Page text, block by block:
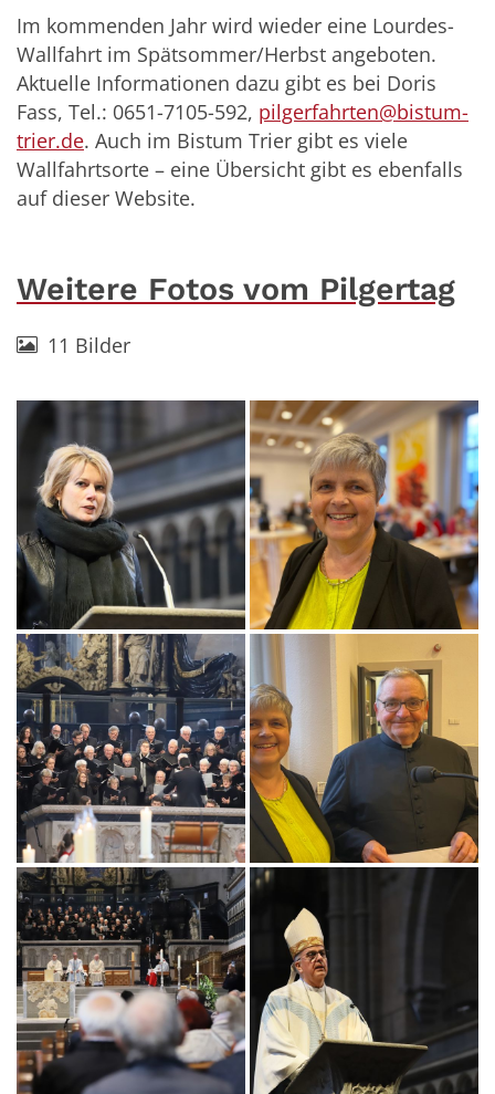
Im kommenden Jahr wird wieder eine Lourdes-
Wallfahrt im Spätsommer/Herbst angeboten.
Aktuelle Informationen dazu gibt es bei Doris
Fass, Tel.: 0651-7105-592, pilgerfahrten@bistum-
trier.de. Auch im Bistum Trier gibt es viele
Wallfahrtsorte – eine Übersicht gibt es ebenfalls
auf dieser Website.
Weitere Fotos vom Pilgertag
11 Bilder